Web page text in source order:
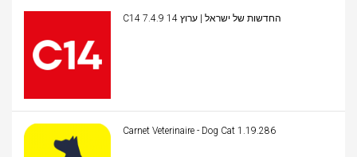
C14 החדשות של ישראל | ערוץ 14 7.4.9
Carnet Veterinaire - Dog Cat 1.19.286